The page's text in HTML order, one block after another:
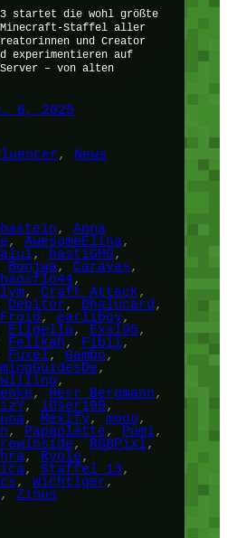
startet die wohl größte
Staffel aller
und Creator
experimentieren auf
Server – von alten
6, 2025
, News
, Anna
, AwesomeElina
, bastiGHG
Bonjwa, Caravas
, Craft Attack
Debitor, Dhalucard
, earliboy
Eligella, Exsl95
Felikah, Fibii
Fuxel, Gambo
, Herr Bergmann
, iOser100
, Mexify, mooo
, Papaplatte, Pumi
rewinside, RGBPixl
, Ryole
, Staffel 13
, Wichtiger
, Zinus